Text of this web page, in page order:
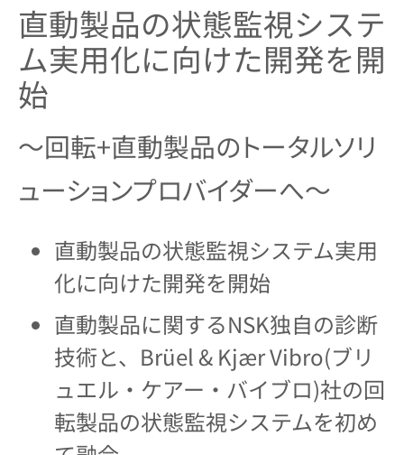
直動製品の状態監視システ
ム実用化に向けた開発を開
始
～回転+直動製品のトータルソリ
ューションプロバイダーへ～
直動製品の状態監視システム実用
化に向けた開発を開始
直動製品に関するNSK独自の診断
技術と、Brüel & Kjær Vibro(ブリ
ュエル・ケアー・バイブロ)社の回
転製品の状態監視システムを初め